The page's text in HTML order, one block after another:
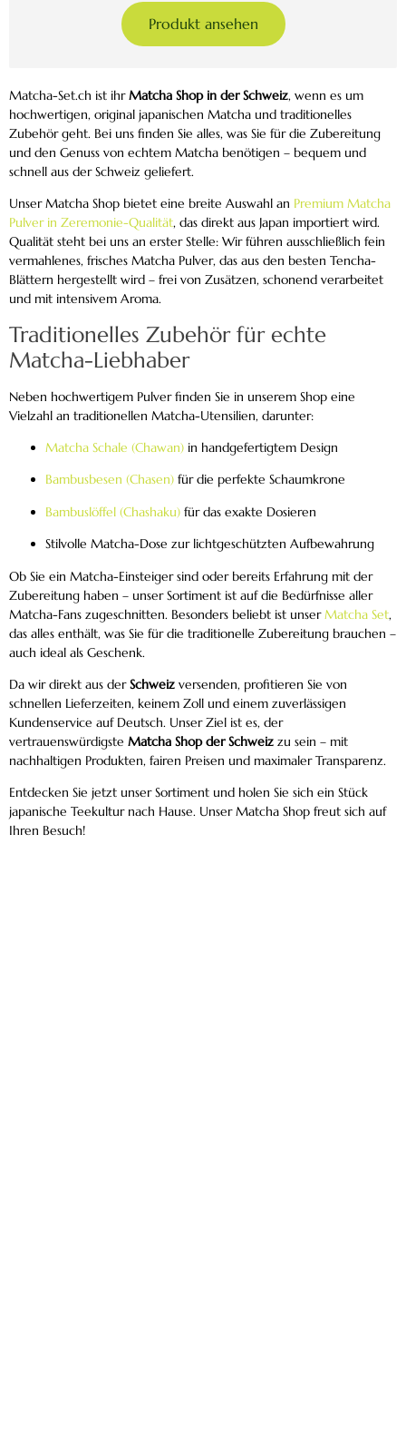
Produkt ansehen
Matcha-Set.ch ist ihrMatcha Shop in der Schweiz, wenn es um
hochwertigen, original japanischen Matcha und traditionelles
Zubehör geht. Bei uns finden Sie alles, was Sie für die Zubereitung
und den Genuss von echtem Matcha benötigen – bequem und
schnell aus der Schweiz geliefert.
Unser Matcha Shop bietet eine breite Auswahl an Premium Matcha
Pulver in Zeremonie-Qualität, das direkt aus Japan importiert wird.
Qualität steht bei uns an erster Stelle: Wir führen ausschließlich fein
vermahlenes, frisches Matcha Pulver, das aus den besten Tencha-
Blättern hergestellt wird – frei von Zusätzen, schonend verarbeitet
und mit intensivem Aroma.
Traditionelles Zubehör für echte
Matcha-Liebhaber
Neben hochwertigem Pulver finden Sie in unserem Shop eine
Vielzahl an traditionellen Matcha-Utensilien, darunter:
Matcha Schale (Chawan) in handgefertigtem Design
Bambusbesen (Chasen) für die perfekte Schaumkrone
Bambuslöffel (Chashaku) für das exakte Dosieren
Stilvolle Matcha-Dose zur lichtgeschützten Aufbewahrung
Ob Sie ein Matcha-Einsteiger sind oder bereits Erfahrung mit der
Zubereitung haben – unser Sortiment ist auf die Bedürfnisse aller
Matcha-Fans zugeschnitten. Besonders beliebt ist unser Matcha Set,
das alles enthält, was Sie für die traditionelle Zubereitung brauchen –
auch ideal als Geschenk.
Da wir direkt aus derSchweiz versenden, profitieren Sie von
schnellen Lieferzeiten, keinem Zoll und einem zuverlässigen
Kundenservice auf Deutsch. Unser Ziel ist es, der
vertrauenswürdigste Matcha Shop der Schweiz zu sein – mit
nachhaltigen Produkten, fairen Preisen und maximaler Transparenz.
Entdecken Sie jetzt unser Sortiment und holen Sie sich ein Stück
japanische Teekultur nach Hause. Unser Matcha Shop freut sich auf
Ihren Besuch!